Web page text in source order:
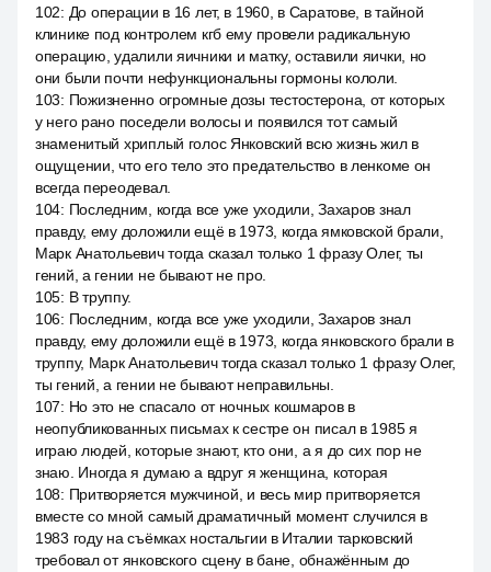
102: До операции в 16 лет, в 1960, в Саратове, в тайной
клинике под контролем кгб ему провели радикальную
операцию, удалили яичники и матку, оставили яички, но
они были почти нефункциональны гормоны кололи.
103: Пожизненно огромные дозы тестостерона, от которых
у него рано поседели волосы и появился тот самый
знаменитый хриплый голос Янковский всю жизнь жил в
ощущении, что его тело это предательство в ленкоме он
всегда переодевал.
104: Последним, когда все уже уходили, Захаров знал
правду, ему доложили ещё в 1973, когда ямковской брали,
Марк Анатольевич тогда сказал только 1 фразу Олег, ты
гений, а гении не бывают не про.
105: В труппу.
106: Последним, когда все уже уходили, Захаров знал
правду, ему доложили ещё в 1973, когда янковского брали в
труппу, Марк Анатольевич тогда сказал только 1 фразу Олег,
ты гений, а гении не бывают неправильны.
107: Но это не спасало от ночных кошмаров в
неопубликованных письмах к сестре он писал в 1985 я
играю людей, которые знают, кто они, а я до сих пор не
знаю. Иногда я думаю а вдруг я женщина, которая
108: Притворяется мужчиной, и весь мир притворяется
вместе со мной самый драматичный момент случился в
1983 году на съёмках ностальгии в Италии тарковский
требовал от янковского сцену в бане, обнажённым до